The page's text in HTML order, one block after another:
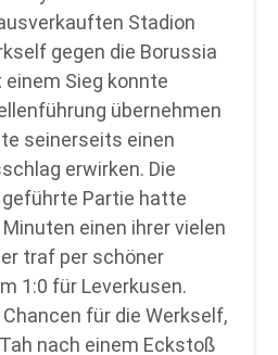
Stadion
gegen die Borussia
Sieg konnte
übernehmen
seinerseits einen
erwirken. Die
Partie hatte
einen ihrer vielen
traf per schöner
1:0 für Leverkusen.
für die Werkself,
nach einem Eckstoß